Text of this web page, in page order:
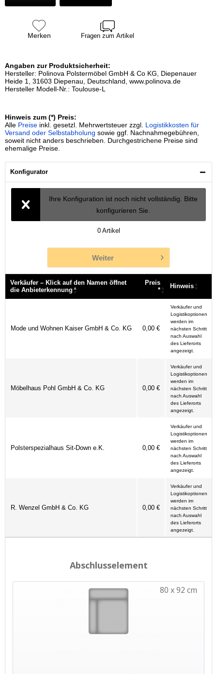
Merken Fragen zum Artikel
Angaben zur Produktsicherheit:
Hersteller: Polinova Polstermöbel GmbH & Co KG, Diepenauer
Heide 1, 31603 Diepenau, Deutschland, www.polinova.de
Hersteller Modell-Nr.: Toulouse-L
Hinweis zum (*) Preis:
Alle Preise inkl. gesetzl. Mehrwertsteuer zzgl. Logistikkosten für
Versand oder Selbstabholung sowie ggf. Nachnahmegebühren,
soweit nicht anders beschrieben. Durchgestrichene Preise sind
ehemalige Preise.
Konfigurator
Ihre Konfiguration ist noch nicht vollständig. Bitte
konfigurieren Sie.
0 Artikel
Weiter
Verkäufer – Klick auf den Namen öffnet
die Anbieterkennung
Preis
*
Hinweis
Mode und Wohnen Kaiser GmbH & Co. KG 0,00 €
Verkäufer und
Logistikoptionen
werden im
nächsten Schritt
nach Auswahl
des Lieferorts
angezeigt.
Möbelhaus Pohl GmbH & Co. KG 0,00 €
Verkäufer und
Logistikoptionen
werden im
nächsten Schritt
nach Auswahl
des Lieferorts
angezeigt.
Polsterspezialhaus Sit-Down e.K. 0,00 €
Verkäufer und
Logistikoptionen
werden im
nächsten Schritt
nach Auswahl
des Lieferorts
angezeigt.
R. Wenzel GmbH & Co. KG 0,00 €
Verkäufer und
Logistikoptionen
werden im
nächsten Schritt
nach Auswahl
des Lieferorts
angezeigt.